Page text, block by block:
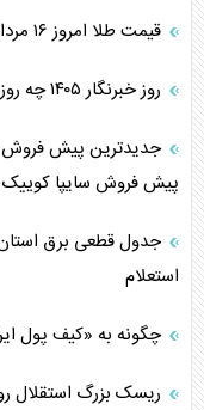
قیمت طلا امروز ۱۶ مرداد ۱۴۰۵
روز خبرنگار ۱۴۰۵ چه روزی است؟ + پیام تبریک روز خبرنگار ۱۴۰۵
پیش فروش سایپا کوییک مرداد ۱۴۰۵
استعلام
چگونه به «کیف پول
ریسک بزرگ استقلال